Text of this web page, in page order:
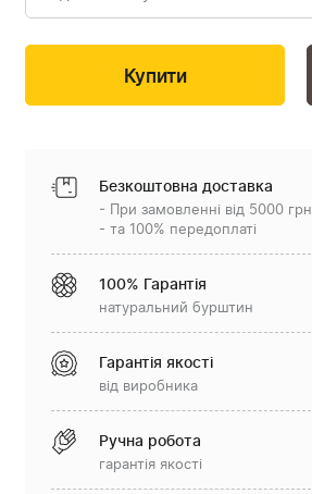
Безкоштовна доставка
- При замовленні від 5000 грн
- та 100% передоплаті
100% Гарантія
натуральний бурштин
Гарантія якості
від виробника
Ручна робота
гарантія якості